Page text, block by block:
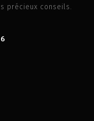
précieux conseils.